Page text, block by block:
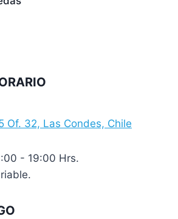
Of. 32, Las Condes, Chile
- 19:00 Hrs.